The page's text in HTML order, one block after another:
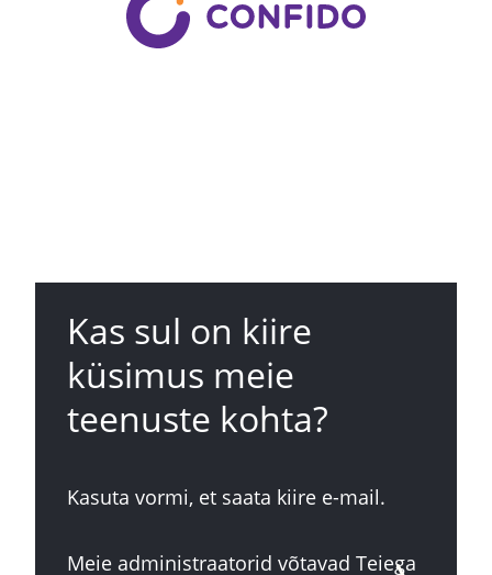
Kas sul on kiire
küsimus meie
teenuste kohta?
Kasuta vormi, et saata kiire e-mail.
Meie administraatorid võtavad Teiega